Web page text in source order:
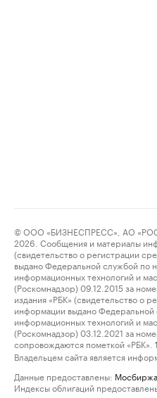
© ООО «БИЗНЕСПРЕСС», АО
2026. Сообщения и материалы
(свидетельство о регистрации
выдано Федеральной службой по
информационных технологий и
(Роскомнадзор) 09.12.2015 за
издания «РБК» (свидетельство о
информации выдано Федеральной
информационных технологий и
(Роскомнадзор) 03.12.2021 за
сопровождаются пометкой «РБК».
Владельцем сайта является
Данные предоставлены: Мосбиржа
Индексы облигаций